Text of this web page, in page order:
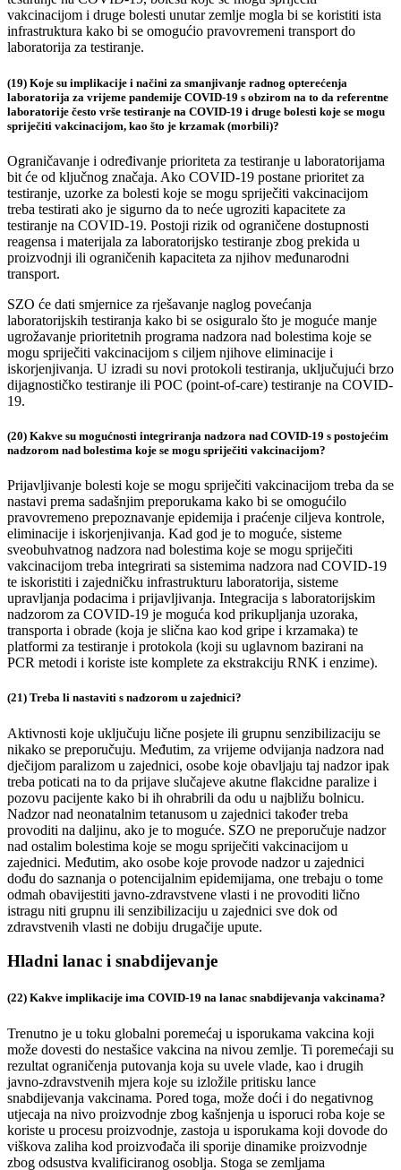
vakcinacijom i druge bolesti unutar zemlje mogla bi se koristiti ista
infrastruktura kako bi se omogućio pravovremeni transport do
laboratorija za testiranje.
(19) Koje su implikacije i načini za smanjivanje radnog opterećenja
laboratorija za vrijeme pandemije COVID-19 s obzirom na to da referentne
laboratorije često vrše testiranje na COVID-19 i druge bolesti koje se mogu
spriječiti vakcinacijom, kao što je krzamak (morbili)?
Ograničavanje i određivanje prioriteta za testiranje u laboratorijama
bit će od ključnog značaja. Ako COVID-19 postane prioritet za
testiranje, uzorke za bolesti koje se mogu spriječiti vakcinacijom
treba testirati ako je sigurno da to neće ugroziti kapacitete za
testiranje na COVID-19. Postoji rizik od ograničene dostupnosti
reagensa i materijala za laboratorijsko testiranje zbog prekida u
proizvodnji ili ograničenih kapaciteta za njihov međunarodni
transport.
SZO će dati smjernice za rješavanje naglog povećanja
laboratorijskih testiranja kako bi se osiguralo što je moguće manje
ugrožavanje prioritetnih programa nadzora nad bolestima koje se
mogu spriječiti vakcinacijom s ciljem njihove eliminacije i
iskorjenjivanja. U izradi su novi protokoli testiranja, uključujući brzo
dijagnostičko testiranje ili POC (point-of-care) testiranje na COVID-
19.
(20) Kakve su mogućnosti integriranja nadzora nad COVID-19 s postojećim
nadzorom nad bolestima koje se mogu spriječiti vakcinacijom?
Prijavljivanje bolesti koje se mogu spriječiti vakcinacijom treba da se
nastavi prema sadašnjim preporukama kako bi se omogućilo
pravovremeno prepoznavanje epidemija i praćenje ciljeva kontrole,
eliminacije i iskorjenjivanja. Kad god je to moguće, sisteme
sveobuhvatnog nadzora nad bolestima koje se mogu spriječiti
vakcinacijom treba integrirati sa sistemima nadzora nad COVID-19
te iskoristiti i zajedničku infrastrukturu laboratorija, sisteme
upravljanja podacima i prijavljivanja. Integracija s laboratorijskim
nadzorom za COVID-19 je moguća kod prikupljanja uzoraka,
transporta i obrade (koja je slična kao kod gripe i krzamaka) te
platformi za testiranje i protokola (koji su uglavnom bazirani na
PCR metodi i koriste iste komplete za ekstrakciju RNK i enzime).
(21) Treba li nastaviti s nadzorom u zajednici?
Aktivnosti koje uključuju lične posjete ili grupnu senzibilizaciju se
nikako se preporučuju. Međutim, za vrijeme odvijanja nadzora nad
dječijom paralizom u zajednici, osobe koje obavljaju taj nadzor ipak
treba poticati na to da prijave slučajeve akutne flakcidne paralize i
pozovu pacijente kako bi ih ohrabrili da odu u najbližu bolnicu.
Nadzor nad neonatalnim tetanusom u zajednici također treba
provoditi na daljinu, ako je to moguće. SZO ne preporučuje nadzor
nad ostalim bolestima koje se mogu spriječiti vakcinacijom u
zajednici. Međutim, ako osobe koje provode nadzor u zajednici
dođu do saznanja o potencijalnim epidemijama, one trebaju o tome
odmah obavijestiti javno-zdravstvene vlasti i ne provoditi lično
istragu niti grupnu ili senzibilizaciju u zajednici sve dok od
zdravstvenih vlasti ne dobiju drugačije upute.
Hladni lanac i snabdijevanje
(22) Kakve implikacije ima COVID-19 na lanac snabdijevanja vakcinama?
Trenutno je u toku globalni poremećaj u isporukama vakcina koji
može dovesti do nestašice vakcina na nivou zemlje. Ti poremećaji su
rezultat ograničenja putovanja koja su uvele vlade, kao i drugih
javno-zdravstvenih mjera koje su izložile pritisku lance
snabdijevanja vakcinama. Pored toga, može doći i do negativnog
utjecaja na nivo proizvodnje zbog kašnjenja u isporuci roba koje se
koriste u procesu proizvodnje, zastoja u isporukama koji dovode do
viškova zaliha kod proizvođača ili sporije dinamike proizvodnje
zbog odsustva kvalificiranog osoblja. Stoga se zemljama